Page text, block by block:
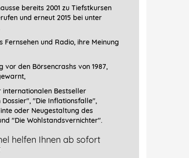
bereits 2001 zu Tiefstkursen
und erneut 2015 bei unter
Fernsehen und Radio, ihre Meinung
vor den Börsencrashs von 1987,
internationalen Bestseller
"Die Inflationsfalle",
oder Neugestaltung des
"Die Wohlstandsvernichter".
helfen Ihnen ab sofort